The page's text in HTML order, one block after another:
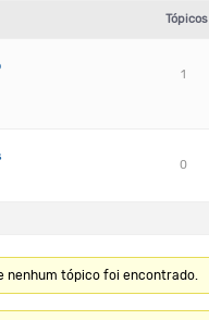
Tópicos
1
0
nenhum tópico foi encontrado.